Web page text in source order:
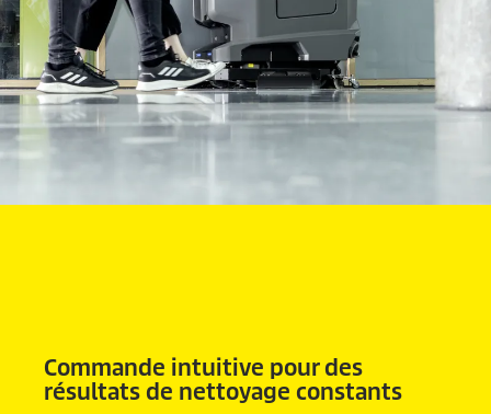
Commande intuitive pour des
résultats de nettoyage constants